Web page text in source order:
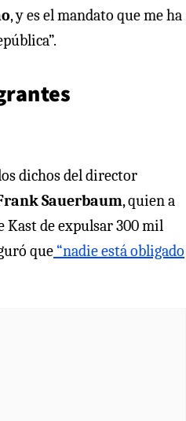
, y es el mandato que me ha
dichos del director
Sauerbaum, quien a
Kast de expulsar 300 mil
que “nadie está obligado